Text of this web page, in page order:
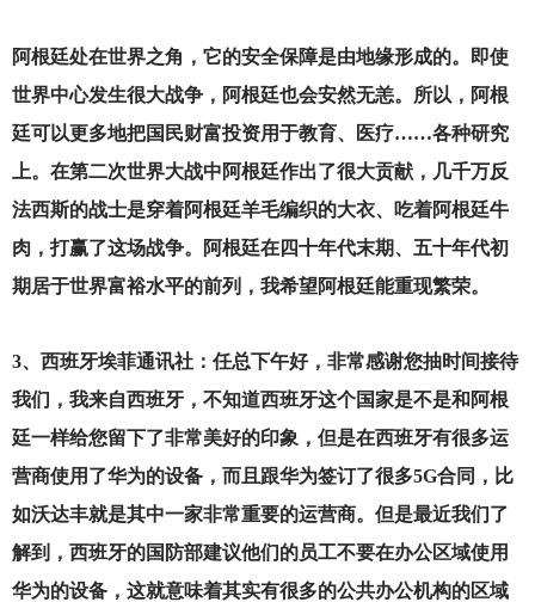
阿根廷处在世界之角，它的安全保障是由地缘形成的。即使
世界中心发生很大战争，阿根廷也会安然无恙。所以，阿根
廷可以更多地把国民财富投资用于教育、医疗……各种研究
上。在第二次世界大战中阿根廷作出了很大贡献，几千万反
法西斯的战士是穿着阿根廷羊毛编织的大衣、吃着阿根廷牛
肉，打赢了这场战争。阿根廷在四十年代末期、五十年代初
期居于世界富裕水平的前列，我希望阿根廷能重现繁荣。
3、西班牙埃菲通讯社：任总下午好，非常感谢您抽时间接待
我们，我来自西班牙，不知道西班牙这个国家是不是和阿根
廷一样给您留下了非常美好的印象，但是在西班牙有很多运
营商使用了华为的设备，而且跟华为签订了很多5G合同，比
如沃达丰就是其中一家非常重要的运营商。但是最近我们了
解到，西班牙的国防部建议他们的员工不要在办公区域使用
华为的设备，这就意味着其实有很多的公共办公机构的区域